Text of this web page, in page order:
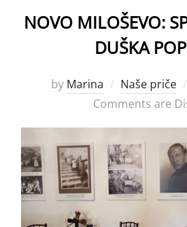
NOVO MILOŠEVO:
DUŠKA
by Marina Naše priče
Comments are